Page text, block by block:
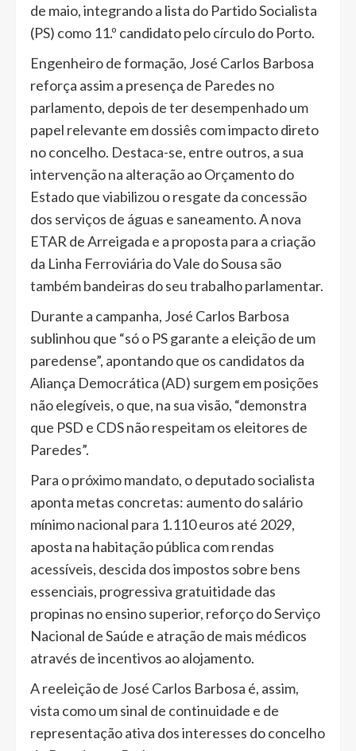
de maio, integrando a lista do Partido Socialista
(PS) como 11.º candidato pelo círculo do Porto.
Engenheiro de formação, José Carlos Barbosa
reforça assim a presença de Paredes no
parlamento, depois de ter desempenhado um
papel relevante em dossiês com impacto direto
no concelho. Destaca-se, entre outros, a sua
intervenção na alteração ao Orçamento do
Estado que viabilizou o resgate da concessão
dos serviços de águas e saneamento. A nova
ETAR de Arreigada e a proposta para a criação
da Linha Ferroviária do Vale do Sousa são
também bandeiras do seu trabalho parlamentar.
Durante a campanha, José Carlos Barbosa
sublinhou que “só o PS garante a eleição de um
paredense”, apontando que os candidatos da
Aliança Democrática (AD) surgem em posições
não elegíveis, o que, na sua visão, “demonstra
que PSD e CDS não respeitam os eleitores de
Paredes”.
Para o próximo mandato, o deputado socialista
aponta metas concretas: aumento do salário
mínimo nacional para 1.110 euros até 2029,
aposta na habitação pública com rendas
acessíveis, descida dos impostos sobre bens
essenciais, progressiva gratuitidade das
propinas no ensino superior, reforço do Serviço
Nacional de Saúde e atração de mais médicos
através de incentivos ao alojamento.
A reeleição de José Carlos Barbosa é, assim,
vista como um sinal de continuidade e de
representação ativa dos interesses do concelho